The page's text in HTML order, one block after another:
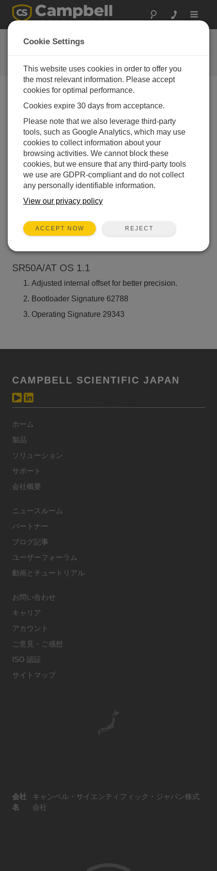
Toggle
SR50A/AT OS 1.1
Software and OS Revision
Histories
SR50A/AT OS 1.3
3 change(s)
SR50A/AT OS 1.2
3 change(s)
SR50A/AT OS 1.1
3 change(s)
SR50A/AT OS 1.0
SR50A/AT OS 1.1
Adjusted internal offset for better precision.
Bootloader Signature 62788
Operating Signature 29343
CAMPBELL SCIENTIFIC JAPAN
ホーム
製品
ソリューション
サポート
会社概要
ニュースルーム
パートナー
ブログ記事
ユーザーフォーラム
動画とチュートリアル
お問い合わせ
キャリア
アカウント
ご意見・ご感想
ISO 認証
サイトマップ
会社
名
キャンベル・サイエンティフィック・ジャパン株式
会社
Cookie Settings
This website uses cookies in order to offer you
the most relevant information. Please accept
cookies for optimal performance.
Cookies expire 30 days from acceptance.
Please note that we also leverage third-party
tools, such as Google Analytics, which may use
cookies to collect information about your
browsing activities. We cannot block these
cookies, but we ensure that any third-party tools
we use are GDPR-compliant and do not collect
any personally identifiable information.
View our privacy policy
ACCEPT NOW REJECT